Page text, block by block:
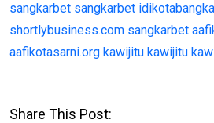
sangkarbet sangkarbet
shortlybusiness.com sangkarbet
aafikotasarni.org kawijitu kawijitu
Share This Post: